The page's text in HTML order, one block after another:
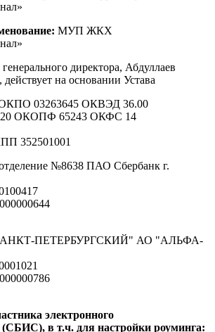
МУП ЖКХ
директора, Абдуллаев
на основании Устава
03263645 ОКВЭД 36.00
ОКОПФ 65243 ОКФС 14
352501001
№8638 ПАО Сбербанк г.
ПЕТЕРБУРГСКИЙ" АО "АЛЬФА-
электронного
(СБИС), в т.ч. для настройки роуминга: